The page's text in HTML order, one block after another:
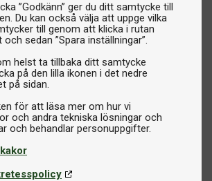
”Godkänn” ger du ditt samtycke till
Du kan också välja att uppge vilka
till genom att klicka i rutan
sedan ”Spara inställningar”.
helst ta tillbaka ditt samtycke
på den lilla ikonen i det nedre
på sidan.
för att läsa mer om hur vi
och andra tekniska lösningar och